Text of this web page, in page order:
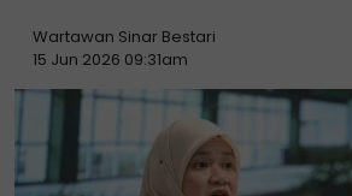
Wartawan Sinar Bestari
15 Jun 2026 09:31am